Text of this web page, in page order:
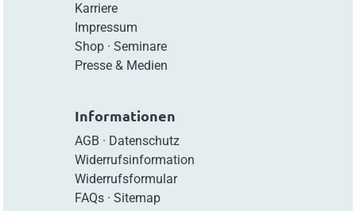
Karriere
Impressum
Shop· Seminare
Presse & Medien
Informationen
AGB · Datenschutz
Widerrufsinformation
Widerrufsformular
FAQs· Sitemap